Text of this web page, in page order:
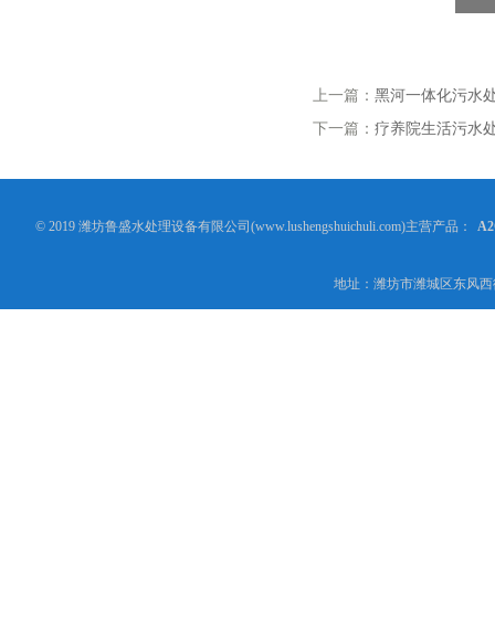
上一篇： 黑河一体化污水
下一篇： 疗养院生活污水
© 2019 潍坊鲁盛水处理设备有限公司(www.lushengshuichuli.com)主营产品：
地址：潍坊市潍城区东风